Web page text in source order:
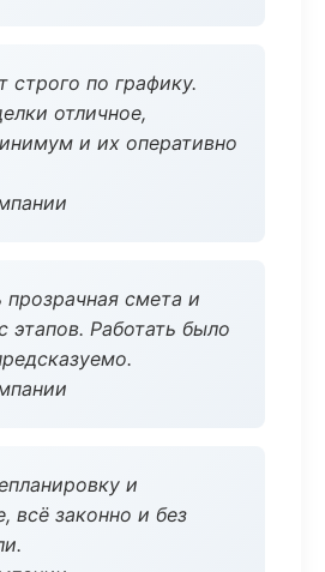
строго по графику.
отличное,
и их оперативно
смета и
этапов. Работать было
и
всё законно и без